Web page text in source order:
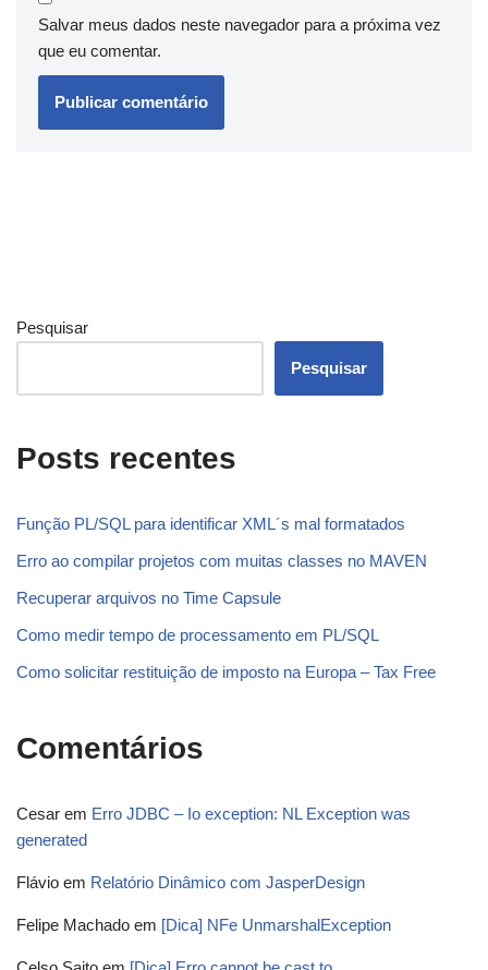
Salvar meus dados neste navegador para a próxima vez
que eu comentar.
Pesquisar
Pesquisar
Posts recentes
Função PL/SQL para identificar XML´s mal formatados
Erro ao compilar projetos com muitas classes no MAVEN
Recuperar arquivos no Time Capsule
Como medir tempo de processamento em PL/SQL
Como solicitar restituição de imposto na Europa – Tax Free
Comentários
Cesar em Erro JDBC – Io exception: NL Exception was
generated
Flávio em Relatório Dinâmico com JasperDesign
Felipe Machado em [Dica] NFe UnmarshalException